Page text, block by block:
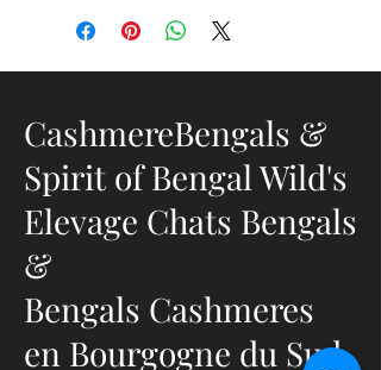
CashmereBengals &
Spirit of Bengal Wild's
Elevage Chats Bengals
&
Bengals Cashmeres
en Bourgogne du Sud